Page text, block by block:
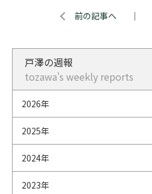
前の記事へ ｜
戸澤の週報
tozawa's weekly reports
2026年
2025年
2024年
2023年